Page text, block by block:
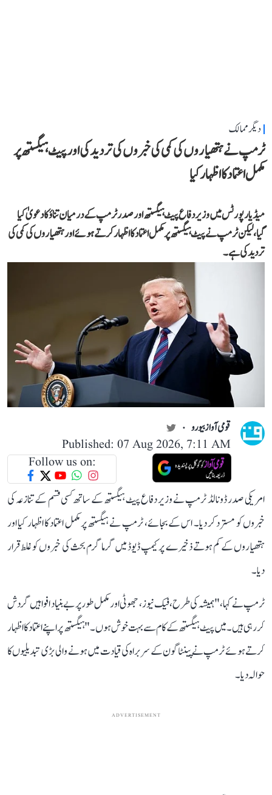
دیگر ممالک
ٹرمپ نے ہتھیاروں کی کمی کی خبروں کی تردید کی اور پیٹ ہیگستھ پر
مکمل اعتماد کا اظہار کیا
میڈیا رپورٹس میں وزیر دفاع پیٹ ہیگستھ اور صدر ٹرمپ کے درمیان تناؤ کا دعویٰ کیا
گیا، لیکن ٹرمپ نے پیٹ ہیگستھ پر مکمل اعتماد کا اظہار کرتے ہوئے اور ہتھیاروں کی کمی کی
تردید کی ہے۔
قومی آواز بیورو
Published: 07 Aug 2026, 7:11 AM
Follow us on:
امریکی صدر ڈونالڈ ٹرمپ نے وزیر دفاع پیٹ ہیگستھ کے ساتھ کسی قسم کے تنازعہ کی
خبروں کو مسترد کر دیا۔ اس کے بجائے، ٹرمپ نے ہیگستھ پر مکمل اعتماد کا اظہار کیا اور
ہتھیاروں کے کم ہوتے ذخیرے پر کیمپ ڈیوڈ میں گرما گرم بحث کی خبروں کو غلط قرار
دیا۔
ٹرمپ نے کہا، "ہمیشہ کی طرح، فیک نیوز ، جھوٹی اور مکمل طور پر بے بنیاد افواہیں گردش
کر رہی ہیں۔ میں پیٹ ہیگستھ کے کام سے بہت خوش ہوں۔" ہیگستھ پر اپنے اعتماد کا اظہار
کرتے ہوئے ٹرمپ نے پینٹاگون کے سربراہ کی قیادت میں ہونے والی بڑی تبدیلیوں کا
حوالہ دیا۔
ADVERTISEMENT